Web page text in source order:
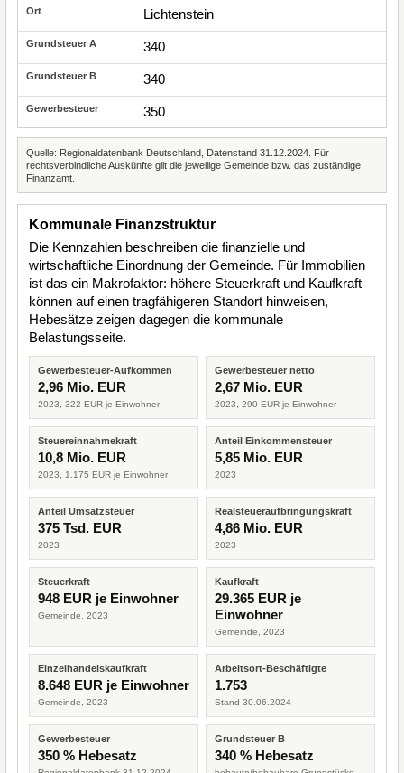
Lichtenstein
340
340
350
Quelle: Regionaldatenbank Deutschland, Datenstand 31.12.2024. Für
rechtsverbindliche Auskünfte gilt die jeweilige Gemeinde bzw. das zuständige
Finanzamt.
Kommunale Finanzstruktur
Die Kennzahlen beschreiben die finanzielle und
wirtschaftliche Einordnung der Gemeinde. Für Immobilien
ist das ein Makrofaktor: höhere Steuerkraft und Kaufkraft
können auf einen tragfähigeren Standort hinweisen,
Hebesätze zeigen dagegen die kommunale
Belastungsseite.
Gewerbesteuer-Aufkommen
2,96 Mio. EUR
2023, 322 EUR je Einwohner
Gewerbesteuer netto
2,67 Mio. EUR
2023, 290 EUR je Einwohner
Steuereinnahmekraft
10,8 Mio. EUR
2023, 1.175 EUR je Einwohner
Anteil Einkommensteuer
5,85 Mio. EUR
2023
Anteil Umsatzsteuer
375 Tsd. EUR
2023
Realsteueraufbringungskraft
4,86 Mio. EUR
2023
Steuerkraft
948 EUR je Einwohner
Gemeinde, 2023
Kaufkraft
29.365 EUR je
Einwohner
Gemeinde, 2023
Einzelhandelskaufkraft
8.648 EUR je Einwohner
Gemeinde, 2023
Arbeitsort-Beschäftigte
1.753
Stand 30.06.2024
Gewerbesteuer
350 % Hebesatz
Grundsteuer B
340 % Hebesatz